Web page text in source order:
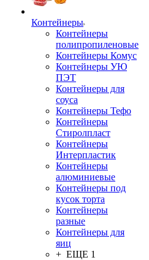
Контейнеры
Контейнеры
полипропиленовые
Контейнеры Комус
Контейнеры УЮ
ПЭТ
Контейнеры для
соуса
Контейнеры Тефо
Контейнеры
Стиролпласт
Контейнеры
Интерпластик
Контейнеры
алюминиевые
Контейнеры под
кусок торта
Контейнеры
разные
Контейнеры для
яиц
+ ЕЩЕ 1